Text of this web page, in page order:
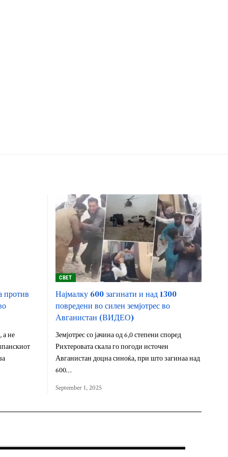
против
а не
СВЕТ
Најмалку 600 загинати и над 1300
повредени во силен земјотрес во
Авганистан (ВИДЕО)
Земјотрес со јачина од 6,0 степени според
Рихтеровата скала го погоди источен
Авганистан доцна синоќа, при што загинаа над
600…
September 1, 2025